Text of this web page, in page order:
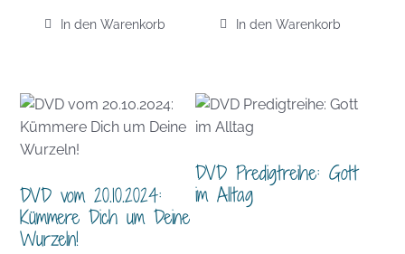
In den Warenkorb In den Warenkorb
DVD vom 20.10.2024:
Kümmere Dich um Deine
Wurzeln!
DVD Predigtreihe: Gott
im Alltag